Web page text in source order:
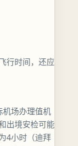
行时间，还应
机场办理值机
出境安检可能
4小时（迪拜